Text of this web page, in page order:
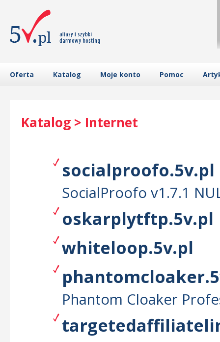
Oferta Katalog Moje konto Pomoc
Katalog > Internet
socialproofo.5v.pl
SocialProofo v1.7.1
oskarplytftp.5v.pl
whiteloop.5v.pl
Phantom Cloaker